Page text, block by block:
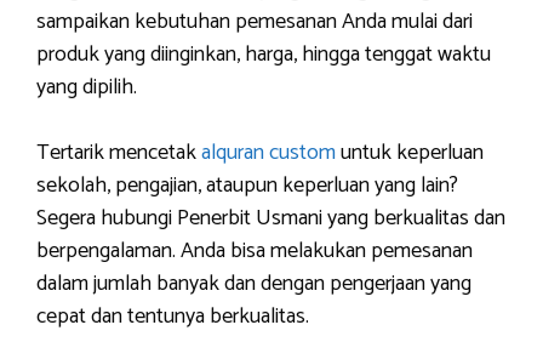
sampaikan kebutuhan pemesanan Anda mulai dari
produk yang diinginkan, harga, hingga tenggat waktu
yang dipilih.
Tertarik mencetakalquran customuntuk keperluan
sekolah, pengajian, ataupun keperluan yang lain?
Segera hubungi Penerbit Usmani yang berkualitas dan
berpengalaman. Anda bisa melakukan pemesanan
dalam jumlah banyak dan dengan pengerjaan yang
cepat dan tentunya berkualitas.